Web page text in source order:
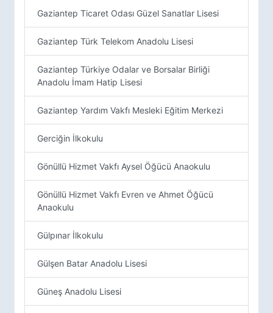
Gaziantep Ticaret Odası Güzel Sanatlar Lisesi
Gaziantep Türk Telekom Anadolu Lisesi
Gaziantep Türkiye Odalar ve Borsalar Birliği
Anadolu İmam Hatip Lisesi
Gaziantep Yardım Vakfı Mesleki Eğitim Merkezi
Gerciğin İlkokulu
Gönüllü Hizmet Vakfı Aysel Öğücü Anaokulu
Gönüllü Hizmet Vakfı Evren ve Ahmet Öğücü
Anaokulu
Gülpınar İlkokulu
Gülşen Batar Anadolu Lisesi
Güneş Anadolu Lisesi